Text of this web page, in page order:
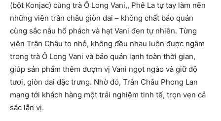
(bột Konjac) cùng trà Ô Long Vani,, Phê La tự tay làm nên
những viên trân châu giòn dai – không chất bảo quản
cùng sắc nâu hổ phách và hạt Vani đen tự nhiên. Từng
viên Trân Châu to nhỏ, không đều nhau luôn được ngâm
trong trà Ô Long Vani và bảo quản lạnh toàn thời gian,
giúp sản phẩm thêm đượm vị Vani ngọt ngào và giữ độ
tươi, giòn dai đặc trưng. Nhờ đó, Trân Châu Phong Lan
mang tới khách hàng một trải nghiệm tinh tế, trọn vẹn cả
sắc lẫn vị.